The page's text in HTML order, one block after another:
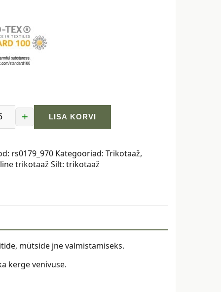
+ LISA KORVI
rs0179_970 Kategooriad: Trikotaaž,
trikotaaž Silt: trikotaaž
mütside jne valmistamiseks.
kerge venivuse.